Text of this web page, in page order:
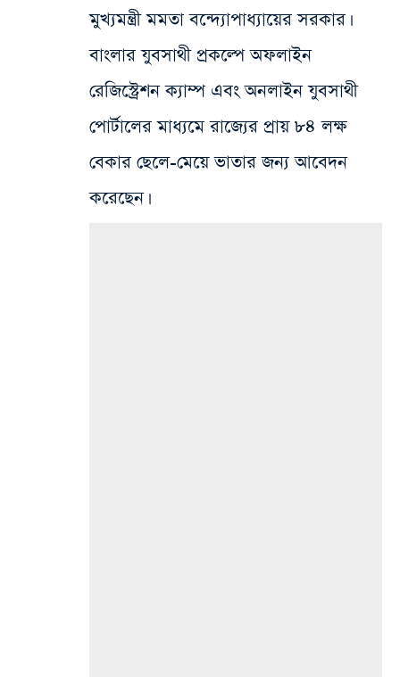
মুখ্যমন্ত্রী মমতা বন্দ্যোপাধ্যায়ের সরকার।
বাংলার যুবসাথী প্রকল্পে অফলাইন
রেজিস্ট্রেশন ক্যাম্প এবং অনলাইন যুবসাথী
পোর্টালের মাধ্যমে রাজ্যের প্রায় ৮৪ লক্ষ
বেকার ছেলে-মেয়ে ভাতার জন্য আবেদন
করেছেন।